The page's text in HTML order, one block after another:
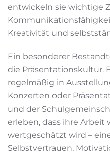
entwickeln sie wichtige
Kreativität und
Ein besonderer
die Präsentationskultur.
regelmäßig in
Konzerten oder
und der
erleben, dass ihre
wertgeschätzt wird –
Selbstvertrauen,